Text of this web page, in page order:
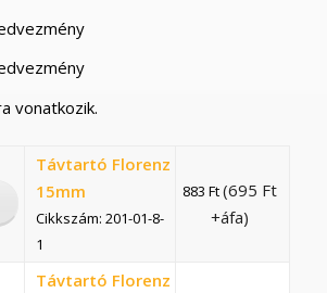
vonatkozik.
Távtartó Florenz
15mm
Cikkszám: 201-01-8-
1
883Ft(695 Ft
+áfa)
Távtartó Florenz